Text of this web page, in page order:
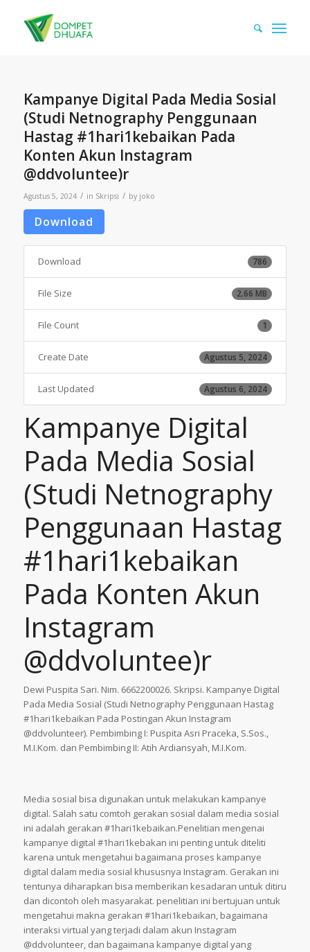
Kampanye Digital Pada Media Sosial
(Studi Netnography Penggunaan
Hastag #1hari1kebaikan Pada
Konten Akun Instagram
@ddvoluntee)r
Agustus 5, 2024 / in Skripsi / by joko
Download
Download 786
File Size 2.66 MB
File Count 1
Create Date Agustus 5, 2024
Last Updated Agustus 6, 2024
Kampanye Digital
Pada Media Sosial
(Studi Netnography
Penggunaan Hastag
#1hari1kebaikan
Pada Konten Akun
Instagram
@ddvoluntee)r
Dewi Puspita Sari. Nim. 6662200026. Skripsi. Kampanye Digital
Pada Media Sosial (Studi Netnography Penggunaan Hastag
#1hari1kebaikan Pada Postingan Akun Instagram
@ddvolunteer). Pembimbing I: Puspita Asri Praceka, S.Sos.,
M.I.Kom. dan Pembimbing II: Atih Ardiansyah, M.I.Kom.
Media sosial bisa digunakan untuk melakukan kampanye
digital. Salah satu comtoh gerakan sosial dalam media sosial
ini adalah gerakan #1hari1kebaikan.Penelitian mengenai
kampanye digital #1hari1kebakan ini penting untuk diteliti
karena untuk mengetahui bagaimana proses kampanye
digital dalam media sosial khususnya Instagram. Gerakan ini
tentunya diharapkan bisa memberikan kesadaran untuk ditiru
dan dicontoh oleh masyarakat. penelitian ini bertujuan untuk
mengetahui makna gerakan #1hari1kebaikan, bagaimana
interaksi virtual yang terjadi dalam akun Instagram
@ddvolunteer, dan bagaimana kampanye digital yang